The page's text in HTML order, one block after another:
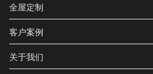
全屋定制
客户案例
关于我们